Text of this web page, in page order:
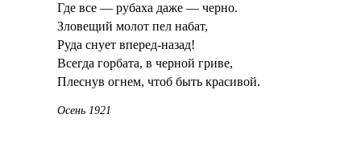
Где все — рубаха даже — черно.
Зловещий молот пел набат,
Руда снует вперед-назад!
Всегда горбата, в черной гриве,
Плеснув огнем, чтоб быть красивой.
Осень 1921